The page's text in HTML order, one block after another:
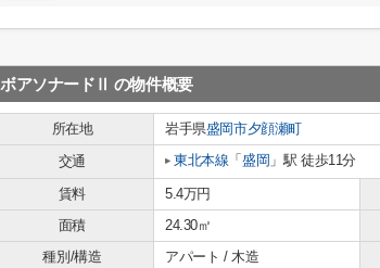
ボアソナードⅡ の物件概要
所在地 岩手県盛岡市夕顔瀬町
交通
東北本線 「盛岡 」駅 徒歩11分
賃料 5.4万円
面積
24.30㎡
種別/構造
アパート / 木造